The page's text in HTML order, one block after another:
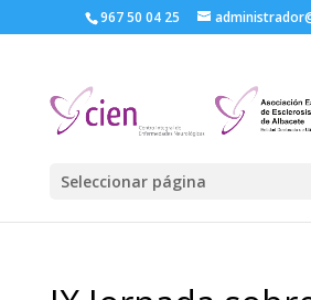
967 50 04 25
Seleccionar página